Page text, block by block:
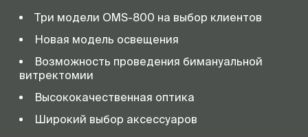
Три модели OMS-800 на выбор клиентов
Новая модель освещения
Возможность проведения бимануальной
витректомии
Высококачественная оптика
Широкий выбор аксессуаров